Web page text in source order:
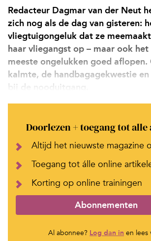
Redacteur Dagmar van der Neut
zich nog als de dag van gisteren:
vliegtuigongeluk dat ze
haar vliegangst op – maar ook
meeste ongelukken goed
kalmte, de handbagagekwestie
bij de nooduitgang.
Doorlezen + toegang tot
Altijd het nieuwste magazine
Toegang tot álle online
Korting op online trainingen
Abonnementen
Al abonnee? Log dan in en lees